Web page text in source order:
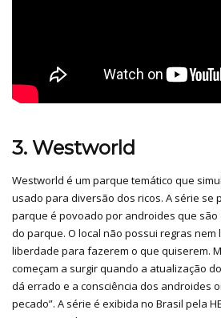
3. Westworld
Westworld é um parque temático que
usado para diversão dos ricos. A série se
parque é povoado por androides que
do parque. O local não possui regras nem
liberdade para fazerem o que quiserem.
começam a surgir quando a atualização
dá errado e a consciência dos androides
pecado”. A série é exibida no Brasil pela